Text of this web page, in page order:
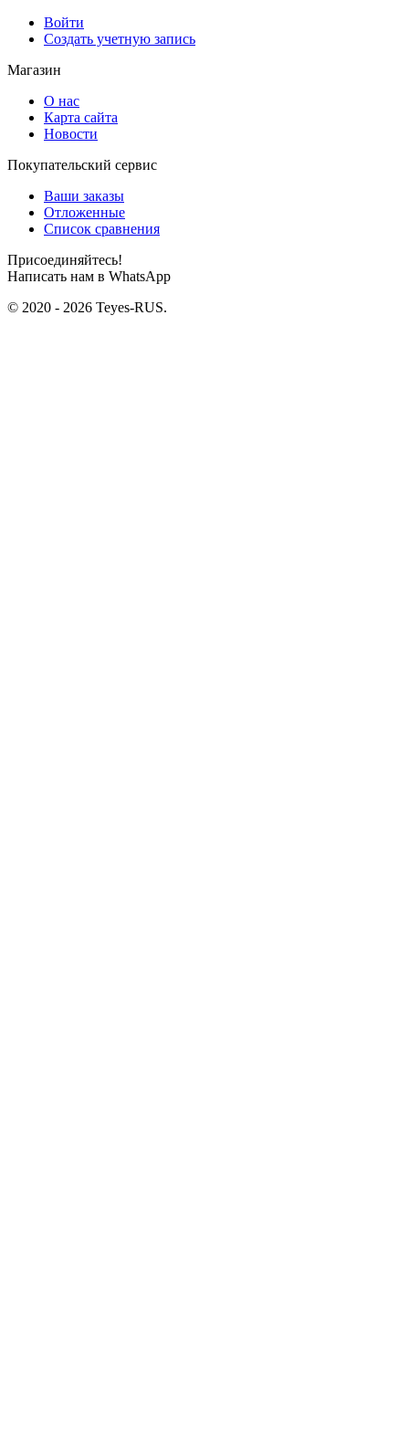
Войти
Создать учетную запись
Магазин
О нас
Карта сайта
Новости
Покупательский сервис
Ваши заказы
Отложенные
Список сравнения
Присоединяйтесь!
Написать нам в WhatsApp
© 2020 - 2026 Teyes-RUS.